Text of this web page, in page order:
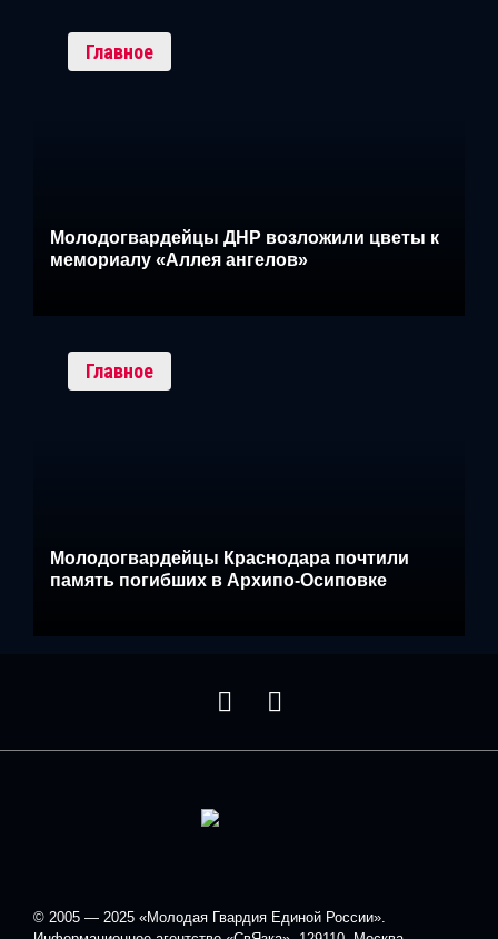
Главное
Молодогвардейцы ДНР возложили цветы к
мемориалу «Аллея ангелов»
Главное
Молодогвардейцы Краснодара почтили
память погибших в Архипо-Осиповке
© 2005 — 2025 «Молодая Гвардия Единой России».